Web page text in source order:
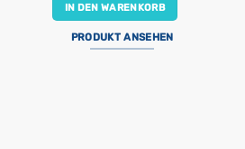
IN DEN WARENKORB
PRODUKT ANSEHEN